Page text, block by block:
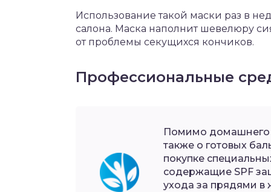
Использование такой маски раз в
салона. Маска наполнит шевелюру
от проблемы секущихся кончиков.
Профессиональные
Помимо домашнего
также о готовых
покупке
содержащие SPF
ухода за прядями в